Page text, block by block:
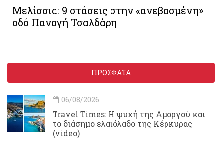
Μελίσσια: 9 στάσεις στην «ανεβασμένη»
οδό Παναγή Τσαλδάρη
ΠΡΟΣΦΑΤΑ
06/08/2026
Travel Times: H ψυχή της Αμοργού και
το διάσημο ελαιόλαδο της Κέρκυρας
(video)